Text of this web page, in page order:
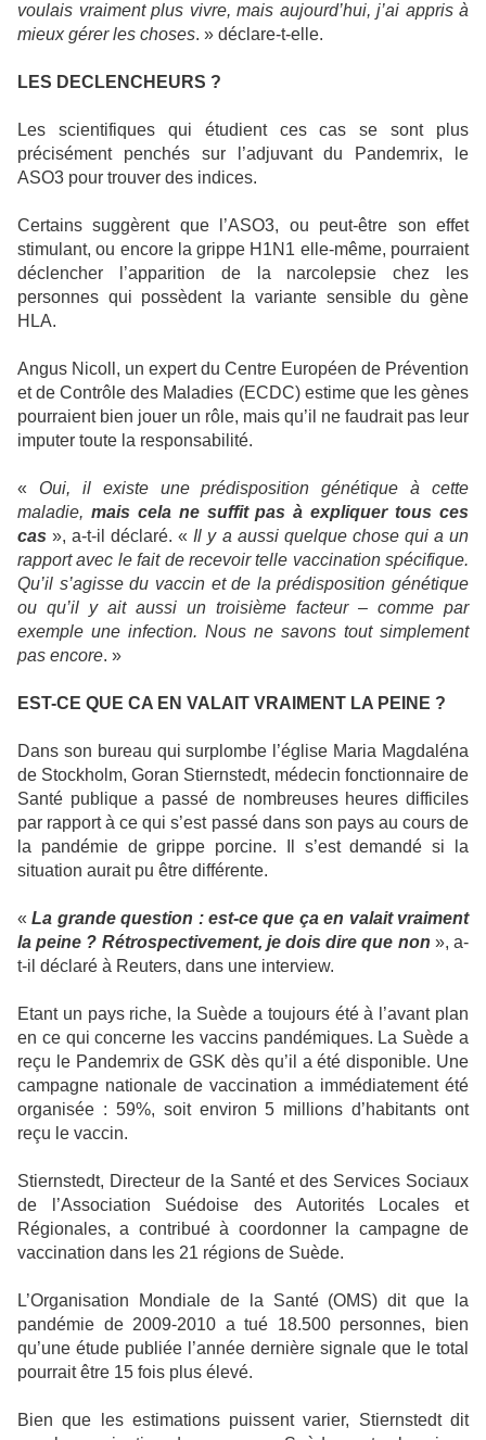
voulais vraiment plus vivre, mais aujourd’hui, j’ai appris à
mieux gérer les choses. » déclare-t-elle.
LES DECLENCHEURS ?
Les scientifiques qui étudient ces cas se sont plus
précisément penchés sur l’adjuvant du Pandemrix, le
ASO3 pour trouver des indices.
Certains suggèrent que l’ASO3, ou peut-être son effet
stimulant, ou encore la grippe H1N1 elle-même, pourraient
déclencher l’apparition de la narcolepsie chez les
personnes qui possèdent la variante sensible du gène
HLA.
Angus Nicoll, un expert du Centre Européen de Prévention
et de Contrôle des Maladies (ECDC) estime que les gènes
pourraient bien jouer un rôle, mais qu’il ne faudrait pas leur
imputer toute la responsabilité.
« Oui, il existe une prédisposition génétique à cette
maladie, mais cela ne suffit pas à expliquer tous ces
cas », a-t-il déclaré. « Il y a aussi quelque chose qui a un
rapport avec le fait de recevoir telle vaccination spécifique.
Qu’il s’agisse du vaccin et de la prédisposition génétique
ou qu’il y ait aussi un troisième facteur – comme par
exemple une infection. Nous ne savons tout simplement
pas encore. »
EST-CE QUE CA EN VALAIT VRAIMENT LA PEINE ?
Dans son bureau qui surplombe l’église Maria Magdaléna
de Stockholm, Goran Stiernstedt, médecin fonctionnaire de
Santé publique a passé de nombreuses heures difficiles
par rapport à ce qui s’est passé dans son pays au cours de
la pandémie de grippe porcine. Il s’est demandé si la
situation aurait pu être différente.
«La grande question : est-ce que ça en valait vraiment
la peine ? Rétrospectivement, je dois dire que non », a-
t-il déclaré à Reuters, dans une interview.
Etant un pays riche, la Suède a toujours été à l’avant plan
en ce qui concerne les vaccins pandémiques. La Suède a
reçu le Pandemrix de GSK dès qu’il a été disponible. Une
campagne nationale de vaccination a immédiatement été
organisée : 59%, soit environ 5 millions d’habitants ont
reçu le vaccin.
Stiernstedt, Directeur de la Santé et des Services Sociaux
de l’Association Suédoise des Autorités Locales et
Régionales, a contribué à coordonner la campagne de
vaccination dans les 21 régions de Suède.
L’Organisation Mondiale de la Santé (OMS) dit que la
pandémie de 2009-2010 a tué 18.500 personnes, bien
qu’une étude publiée l’année dernière signale que le total
pourrait être 15 fois plus élevé.
Bien que les estimations puissent varier, Stiernstedt dit